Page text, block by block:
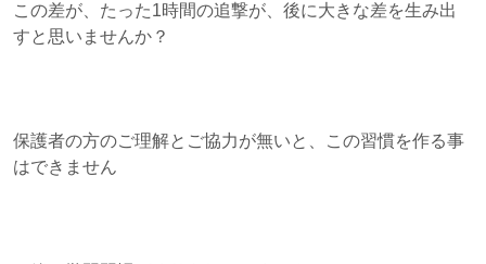
この差が、たった1時間の追撃が、後に大きな差を生み出
すと思いませんか？
保護者の方のご理解とご協力が無いと、この習慣を作る事
はできません